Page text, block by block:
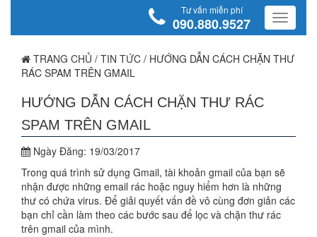
Tư vấn miễn phí
090.880.9527
TRANG CHỦ / TIN TỨC / HƯỚNG DẪN CÁCH CHẶN THƯ
RÁC SPAM TRÊN GMAIL
HƯỚNG DẪN CÁCH CHẶN THƯ RÁC
SPAM TRÊN GMAIL
Ngày Đăng: 19/03/2017
Trong quá trình sử dụng Gmail, tài khoản gmail của bạn sẽ
nhận được những email rác hoặc nguy hiểm hơn là những
thư có chứa virus. Để giải quyết vấn đề vô cùng đơn giản các
bạn chỉ cần làm theo các bước sau để lọc và chặn thư rác
trên gmail của mình.